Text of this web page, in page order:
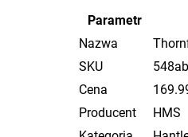
Parametr
Nazwa
SKU
Cena
Producent
HMS